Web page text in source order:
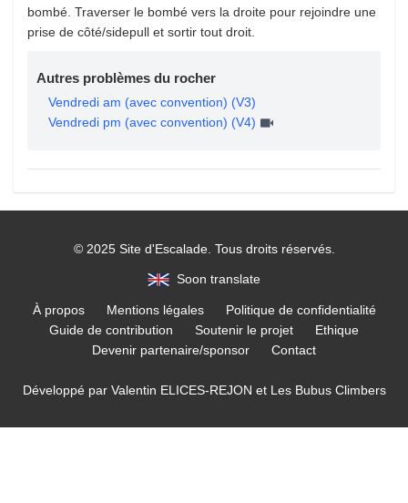
bombé. Traverser le bombé vers la droite pour rejoindre une
prise de côté/sidepull et sortir tout droit.
Autres problèmes du rocher
Vendredi am (avec convention) (V3)
Vendredi pm (avec convention) (V4)
© 2025 Site d'Escalade. Tous droits réservés.
Soon translate
À propos Mentions légales
Politique de confidentialité
Guide de contribution
Soutenir le projet
Ethique
Devenir partenaire/sponsor
Contact
Développé par Valentin ELICES-REJON et Les Bubus Climbers